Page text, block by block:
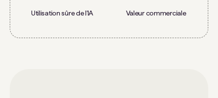
Utilisation sûre de l'IA Valeur commerciale